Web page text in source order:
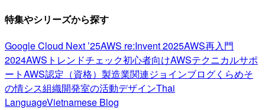
特集やシリーズから探す
Google Cloud Next ’25AWS re:Invent 2025AWS再入門
2024AWSトレンドチェック初心者向けAWSテクニカルサポ
ートAWS認定（資格） 製造業関連ジョインブログくらめそ
の情シス組織開発室の活動デザインThai
LanguageVietnamese Blog